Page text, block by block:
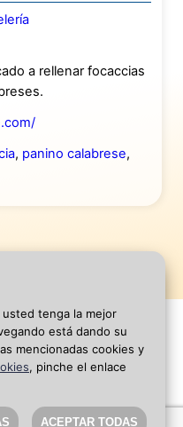
tenga la mejor
está dando su
mencionadas cookies y
, pinche el enlace
ACEPTAR TODAS
a rellenar focaccias
, panino calabrese,
WEB DE EMPRESA